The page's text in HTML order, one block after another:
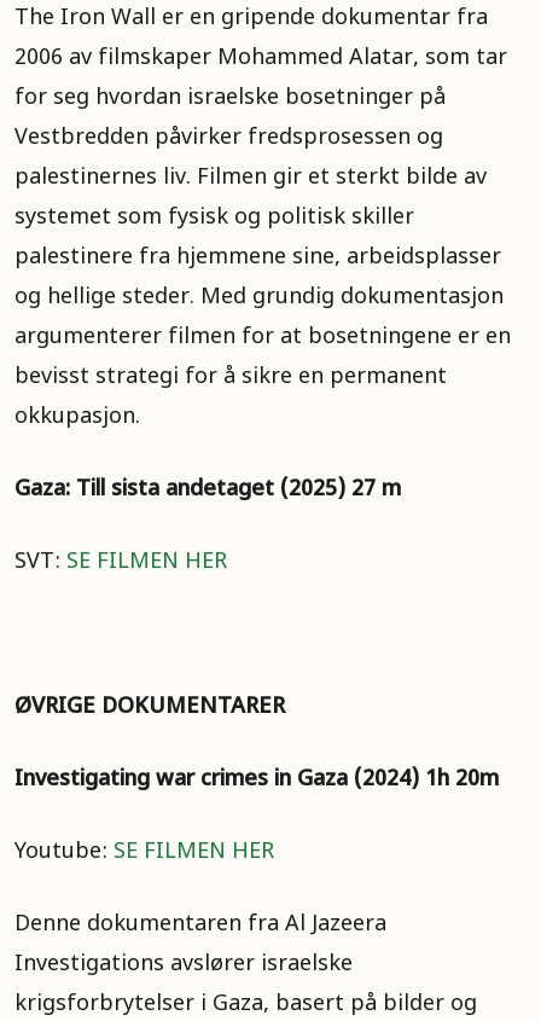
The Iron Wall er en gripende dokumentar fra
2006 av filmskaper Mohammed Alatar, som tar
for seg hvordan israelske bosetninger på
Vestbredden påvirker fredsprosessen og
palestinernes liv. Filmen gir et sterkt bilde av
systemet som fysisk og politisk skiller
palestinere fra hjemmene sine, arbeidsplasser
og hellige steder. Med grundig dokumentasjon
argumenterer filmen for at bosetningene er en
bevisst strategi for å sikre en permanent
okkupasjon.
Gaza: Till sista andetaget (2025) 27 m
SVT: SE FILMEN HER
ØVRIGE DOKUMENTARER
Investigating war crimes in Gaza (2024) 1h 20m
Youtube: SE FILMEN HER
Denne dokumentaren fra Al Jazeera
Investigations avslører israelske
krigsforbrytelser i Gaza, basert på bilder og